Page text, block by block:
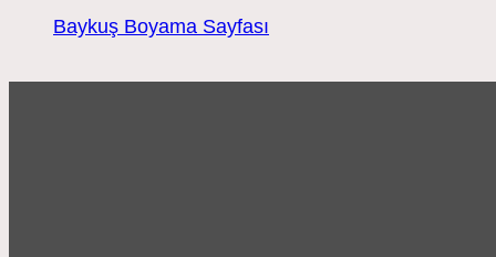
Baykuş Boyama Sayfası